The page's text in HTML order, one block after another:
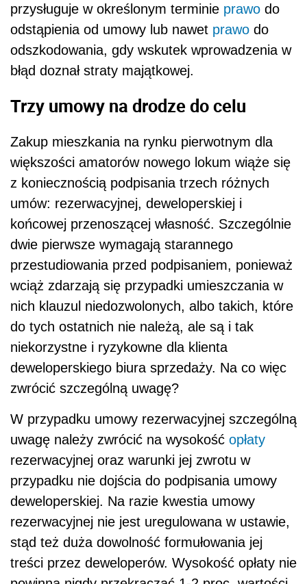
przysługuje w określonym terminie prawo do
odstąpienia od umowy lub nawet prawo do
odszkodowania, gdy wskutek wprowadzenia w
błąd doznał straty majątkowej.
Trzy umowy na drodze do celu
Zakup mieszkania na rynku pierwotnym dla
większości amatorów nowego lokum wiąże się
z koniecznością podpisania trzech różnych
umów: rezerwacyjnej, deweloperskiej i
końcowej przenoszącej własność. Szczególnie
dwie pierwsze wymagają starannego
przestudiowania przed podpisaniem, ponieważ
wciąż zdarzają się przypadki umieszczania w
nich klauzul niedozwolonych, albo takich, które
do tych ostatnich nie należą, ale są i tak
niekorzystne i ryzykowne dla klienta
deweloperskiego biura sprzedaży. Na co więc
zwrócić szczególną uwagę?
W przypadku umowy rezerwacyjnej szczególną
uwagę należy zwrócić na wysokość opłaty
rezerwacyjnej oraz warunki jej zwrotu w
przypadku nie dojścia do podpisania umowy
deweloperskiej. Na razie kwestia umowy
rezerwacyjnej nie jest uregulowana w ustawie,
stąd też duża dowolność formułowania jej
treści przez deweloperów. Wysokość opłaty nie